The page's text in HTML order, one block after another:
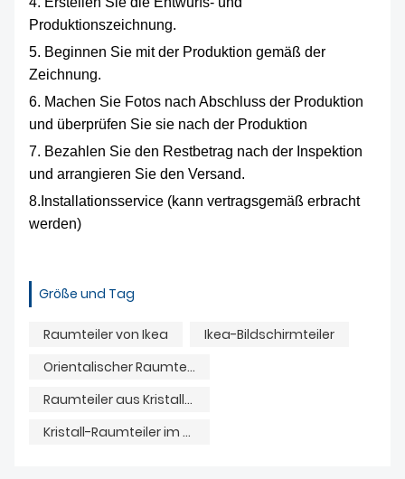
Produktionszeichnung.
5. Beginnen Sie mit der Produktion gemäß der
Zeichnung.
6. Machen Sie Fotos nach Abschluss der Produktion
und überprüfen Sie sie nach der Produktion
7. Bezahlen Sie den Restbetrag nach der Inspektion
und arrangieren Sie den Versand.
8.Installationsservice (kann vertragsgemäß erbracht
werden)
Größe und Tag
Raumteiler von Ikea
Ikea-Bildschirmteiler
Orientalischer Raumteiler
Raumteiler aus Kristallglas als Heimdekoration
Kristall-Raumteiler im neuen Stil